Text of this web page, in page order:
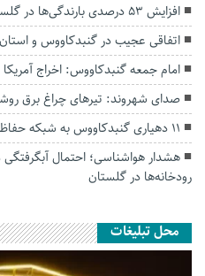
افزایش ۵۳ درصدی بارندگی‌ها در گلستان
اتفاقی عجیب در‌ گنبدکاووس و
امام جمعه گنبدکاووس: اخراج
صدای شهروند: تیرهای چراغ برق
۱۱ دهیاری گنبدکاووس به شبکه حفاظت مردمی منابع طبیعی پیوستند
هشدار هواشناسی؛ احتمال آبگرفتگی
رودخانه‌ها در گلستان
محل تبلیغات